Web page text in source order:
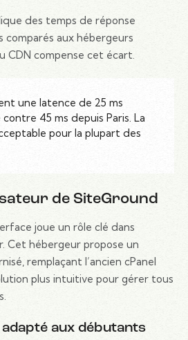
des temps de réponse
comparés aux hébergeurs
CDN compense cet écart.
une latence de 25 ms
contre 45 ms depuis Paris. La
pour la plupart des
de SiteGround
joue un rôle clé dans
Cet hébergeur propose un
remplaçant l’ancien cPanel
plus intuitive pour gérer tous
aux débutants